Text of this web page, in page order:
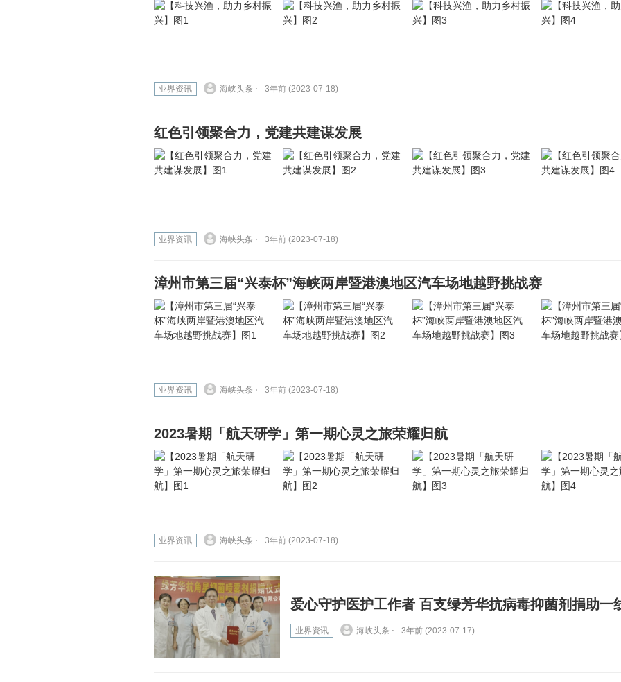
业界资讯 海峡头条 ⋅ 3年前 (2023-07-18)
红色引领聚合力，党建共建谋发展
业界资讯 海峡头条 ⋅ 3年前 (2023-07-18)
漳州市第三届“兴泰杯”海峡两岸暨港澳地区汽车场地越野挑战赛
业界资讯 海峡头条 ⋅ 3年前 (2023-07-18)
2023暑期「航天研学」第一期心灵之旅荣耀归航
业界资讯 海峡头条 ⋅ 3年前 (2023-07-18)
爱心守护医护工作者 百支绿芳华抗病毒抑菌剂捐助一
业界资讯 海峡头条 ⋅ 3年前 (2023-07-17)